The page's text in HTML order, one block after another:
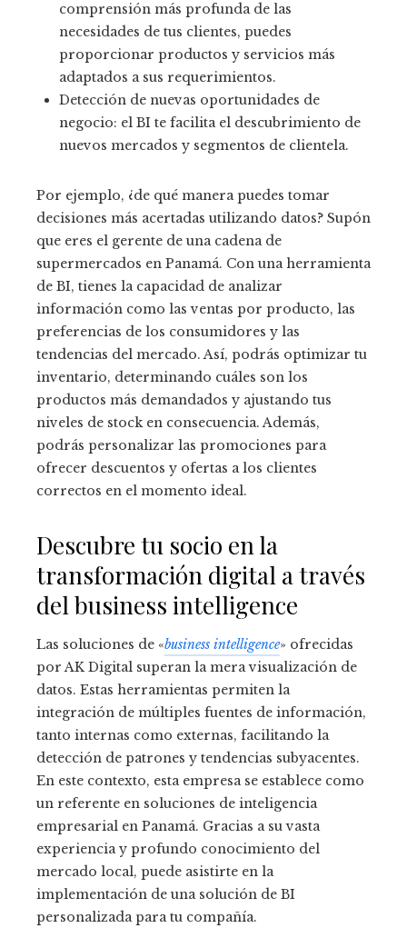
comprensión más profunda de las
necesidades de tus clientes, puedes
proporcionar productos y servicios más
adaptados a sus requerimientos.
Detección de nuevas oportunidades de
negocio: el BI te facilita el descubrimiento de
nuevos mercados y segmentos de clientela.
Por ejemplo, ¿de qué manera puedes tomar
decisiones más acertadas utilizando datos? Supón
que eres el gerente de una cadena de
supermercados en Panamá. Con una herramienta
de BI, tienes la capacidad de analizar
información como las ventas por producto, las
preferencias de los consumidores y las
tendencias del mercado. Así, podrás optimizar tu
inventario, determinando cuáles son los
productos más demandados y ajustando tus
niveles de stock en consecuencia. Además,
podrás personalizar las promociones para
ofrecer descuentos y ofertas a los clientes
correctos en el momento ideal.
Descubre tu socio en la
transformación digital a través
del business intelligence
Las soluciones de «business intelligence» ofrecidas
por AK Digital superan la mera visualización de
datos. Estas herramientas permiten la
integración de múltiples fuentes de información,
tanto internas como externas, facilitando la
detección de patrones y tendencias subyacentes.
En este contexto, esta empresa se establece como
un referente en soluciones de inteligencia
empresarial en Panamá. Gracias a su vasta
experiencia y profundo conocimiento del
mercado local, puede asistirte en la
implementación de una solución de BI
personalizada para tu compañía.